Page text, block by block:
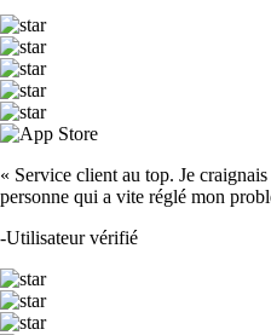
« Service client au top. Je
personne qui a vite réglé mon
-Utilisateur vérifié